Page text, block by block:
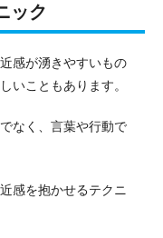
ック
感が湧きやすいもの
いこともあります。
なく、言葉や行動で
感を抱かせるテクニ